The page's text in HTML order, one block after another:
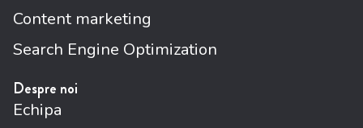
Content marketing
Search Engine Optimization
Despre noi
Echipa